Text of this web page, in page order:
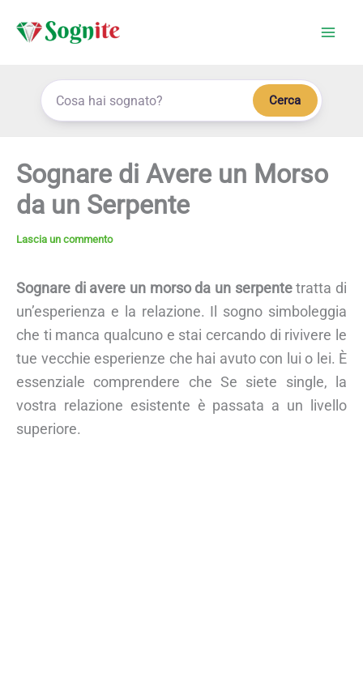
Cerca
Sognare di Avere un Morso
da un Serpente
Lascia un commento
Sognare di avere un morso da un serpentetratta di
un’esperienza e la relazione. Il sogno simboleggia
che ti manca qualcuno e stai cercando di rivivere le
tue vecchie esperienze che hai avuto con lui o lei. È
essenziale comprendere che Se siete single, la
vostra relazione esistente è passata a un livello
superiore.